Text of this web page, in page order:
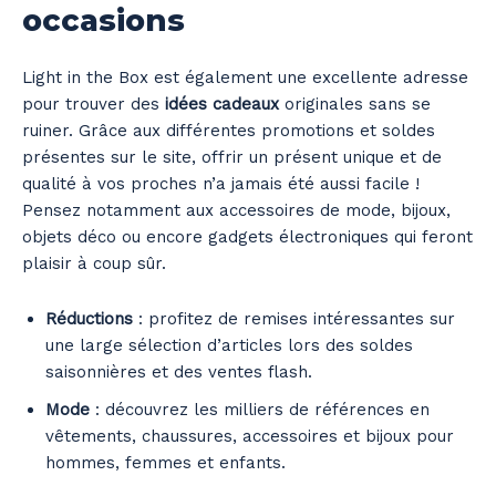
occasions
Light in the Box est également une excellente adresse
pour trouver des idées cadeauxoriginales sans se
ruiner. Grâce aux différentes promotions et soldes
présentes sur le site, offrir un présent unique et de
qualité à vos proches n’a jamais été aussi facile !
Pensez notamment aux accessoires de mode, bijoux,
objets déco ou encore gadgets électroniques qui feront
plaisir à coup sûr.
Réductions : profitez de remises intéressantes sur
une large sélection d’articles lors des soldes
saisonnières et des ventes flash.
Mode : découvrez les milliers de références en
vêtements, chaussures, accessoires et bijoux pour
hommes, femmes et enfants.